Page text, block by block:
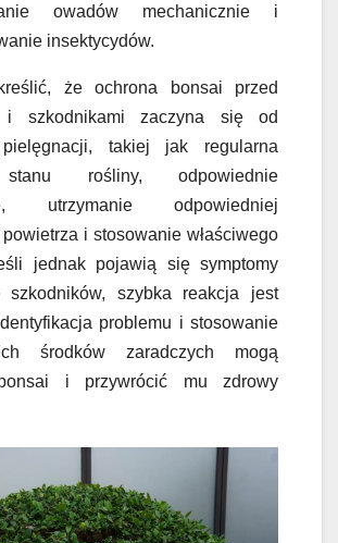
owadów mechanicznie i
insektycydów.
że ochrona bonsai przed
i szkodnikami zaczyna się od
pielęgnacji, takiej jak regularna
rośliny, odpowiednie
utrzymanie odpowiedniej
i stosowanie właściwego
jednak pojawią się symptomy
szkodników, szybka reakcja jest
problemu i stosowanie
środków zaradczych mogą
i przywrócić mu zdrowy